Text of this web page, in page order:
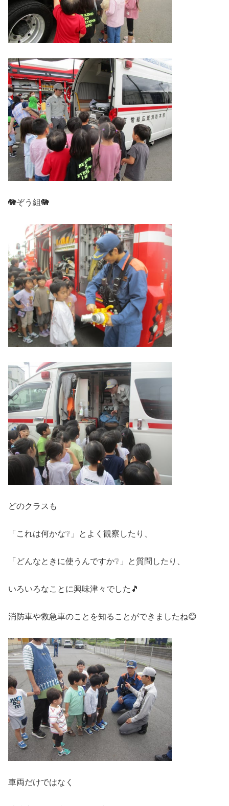
🐘ぞう組🐘
どのクラスも
「これは何かな❔」とよく観察したり、
「どんなときに使うんですか❔」と質問したり、
いろいろなことに興味津々でした🎵
消防車や救急車のことを知ることができましたね😊
車両だけではなく